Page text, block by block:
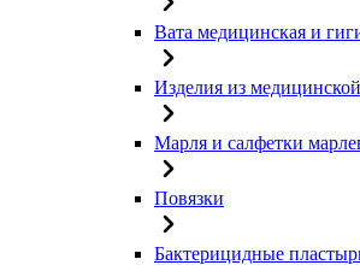
Вата медицинская и
Изделия из
Марля и салфетки
Повязки
Бактерицидные